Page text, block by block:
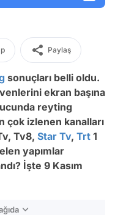
Paylaş
sonuçları belli oldu.
ekran başına
reyting
izlenen kanalları
Tv8, Star Tv, Trt 1
yapımlar
İşte 9 Kasım